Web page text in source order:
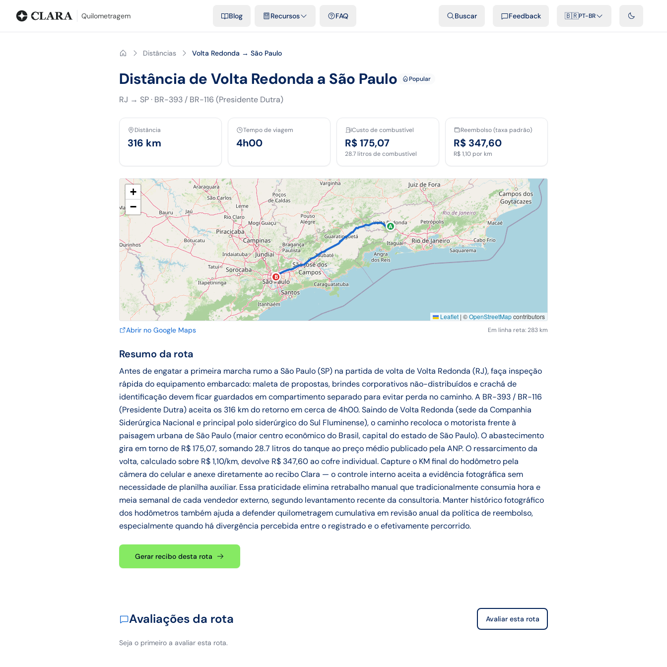
Quilometragem Blog Recursos FAQ Buscar Feedback 🇧🇷PT-BR
Distâncias Volta Redonda → São Paulo
Distância de Volta Redonda a São Paulo Popular
RJ → SP· BR-393 / BR-116 (Presidente Dutra)
Distância
316 km
Tempo de viagem
4h00
Custo de combustível
R$ 175,07
28.7 litros de combustível
Reembolso (taxa padrão)
R$ 347,60
R$ 1,10 por km
A
B
+
−
Leaflet | ©OpenStreetMapcontributors
Abrir no Google Maps Em linha reta: 283 km
Resumo da rota
Antes de engatar a primeira marcha rumo a São Paulo (SP) na partida de volta de Volta Redonda (RJ), faça inspeção
rápida do equipamento embarcado: maleta de propostas, brindes corporativos não-distribuídos e crachá de
identificação devem ficar guardados em compartimento separado para evitar perda no caminho. A BR-393 / BR-116
(Presidente Dutra) aceita os 316 km do retorno em cerca de 4h00. Saindo de Volta Redonda (sede da Companhia
Siderúrgica Nacional e principal polo siderúrgico do Sul Fluminense), o caminho recoloca o motorista frente à
paisagem urbana de São Paulo (maior centro econômico do Brasil, capital do estado de São Paulo). O abastecimento
gira em torno de R$ 175,07, somando 28.7 litros do tanque ao preço médio publicado pela ANP. O ressarcimento da
volta, calculado sobre R$ 1,10/km, devolve R$ 347,60 ao cofre individual. Capture o KM final do hodômetro pela
câmera do celular e anexe diretamente ao recibo Clara — o controle interno aceita a evidência fotográfica sem
necessidade de planilha auxiliar. Essa praticidade elimina retrabalho manual que tradicionalmente consumia hora e
meia semanal de cada vendedor externo, segundo levantamento recente da consultoria. Manter histórico fotográfico
dos hodômetros também ajuda a defender quilometragem cumulativa em revisão anual da política de reembolso,
especialmente quando há divergência percebida entre o registrado e o efetivamente percorrido.
Gerar recibo desta rota
Avaliações da rota Avaliar esta rota
Seja o primeiro a avaliar esta rota.